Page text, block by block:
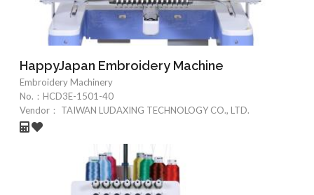
HappyJapan Embroidery Machine
Embroidery Machinery
No.： HCD3E-1501-40
Vendor：
TAIWAN LUDAXING TECHNOLOGY CO., LTD.